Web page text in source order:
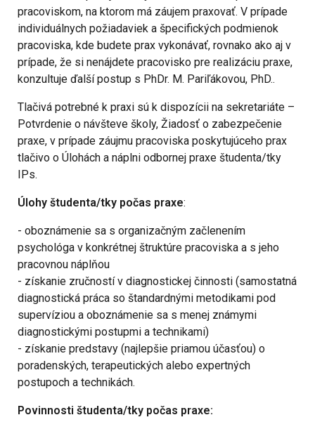
pracoviskom, na ktorom má záujem praxovať. V prípade
individuálnych požiadaviek a špecifických podmienok
pracoviska, kde budete prax vykonávať, rovnako ako aj v
prípade, že si nenájdete pracovisko pre realizáciu praxe,
konzultuje ďalší postup s PhDr. M. Pariľákovou, PhD..
Tlačivá potrebné k praxi sú k dispozícii na sekretariáte –
Potvrdenie o návšteve školy, Žiadosť o zabezpečenie
praxe, v prípade záujmu pracoviska poskytujúceho prax
tlačivo o Úlohách a náplni odbornej praxe študenta/tky
IPs.
Úlohy študenta/tky počas praxe:
- oboznámenie sa s organizačným začlenením
psychológa v konkrétnej štruktúre pracoviska a s jeho
pracovnou náplňou
- získanie zručností v diagnostickej činnosti (samostatná
diagnostická práca so štandardnými metodikami pod
supervíziou a oboznámenie sa s menej známymi
diagnostickými postupmi a technikami)
- získanie predstavy (najlepšie priamou účasťou) o
poradenských, terapeutických alebo expertných
postupoch a technikách.
Povinnosti študenta/tky počas praxe: